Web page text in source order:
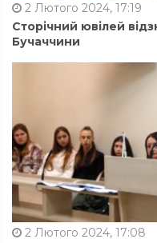
2 Лютого 2024, 17:19
Сторічний ювілей
Бучаччини
2 Лютого 2024, 17:08